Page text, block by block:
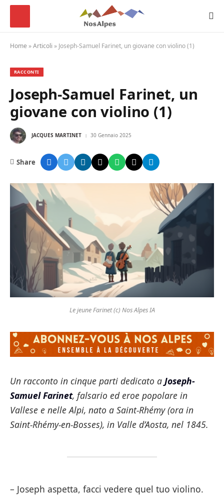
Home »Articoli » Joseph-Samuel Farinet, un giovane con violino (1)
RACCONTI
Joseph-Samuel Farinet, un
giovane con violino (1)
JACQUES MARTINET 30 Gennaio 2025
Share
Le jeune Farinet (c) Nos Alpes IA
Un racconto in cinque parti dedicato a Joseph-
Samuel Farinet, falsario ed eroe popolare in
Vallese e nelle Alpi, nato a Saint-Rhémy(ora in
Saint-Rhémy-en-Bosses), in Valle d’Aosta, nel 1845.
– Joseph aspetta, facci vedere quel tuo violino.